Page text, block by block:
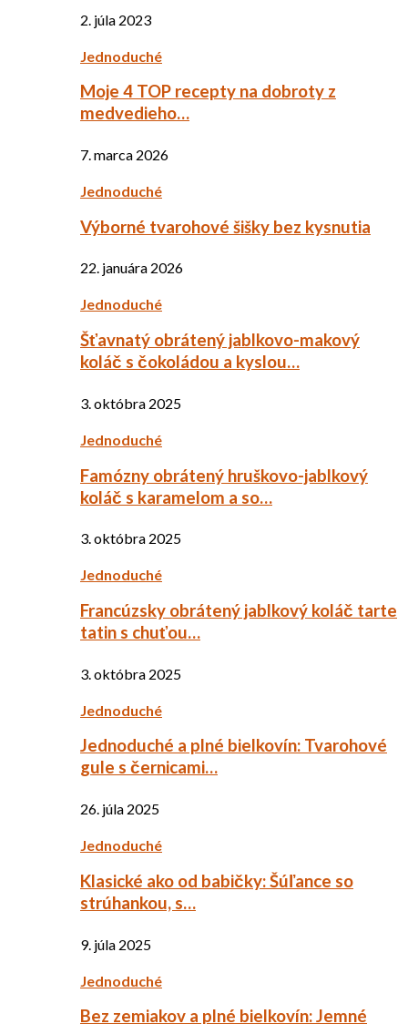
2. júla 2023
Jednoduché
Moje 4 TOP recepty na dobroty z
medvedieho…
7. marca 2026
Jednoduché
Výborné tvarohové šišky bez kysnutia
22. januára 2026
Jednoduché
Šťavnatý obrátený jablkovo-makový
koláč s čokoládou a kyslou…
3. októbra 2025
Jednoduché
Famózny obrátený hruškovo-jablkový
koláč s karamelom a so…
3. októbra 2025
Jednoduché
Francúzsky obrátený jablkový koláč tarte
tatin s chuťou…
3. októbra 2025
Jednoduché
Jednoduché a plné bielkovín: Tvarohové
gule s černicami…
26. júla 2025
Jednoduché
Klasické ako od babičky: Šúľance so
strúhankou, s…
9. júla 2025
Jednoduché
Bez zemiakov a plné bielkovín: Jemné